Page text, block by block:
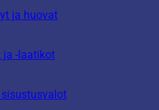
ja huovat
ja -laatikot